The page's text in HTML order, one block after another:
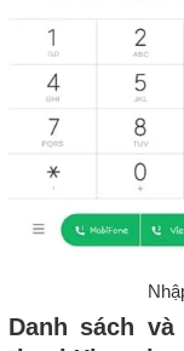
Danh sách